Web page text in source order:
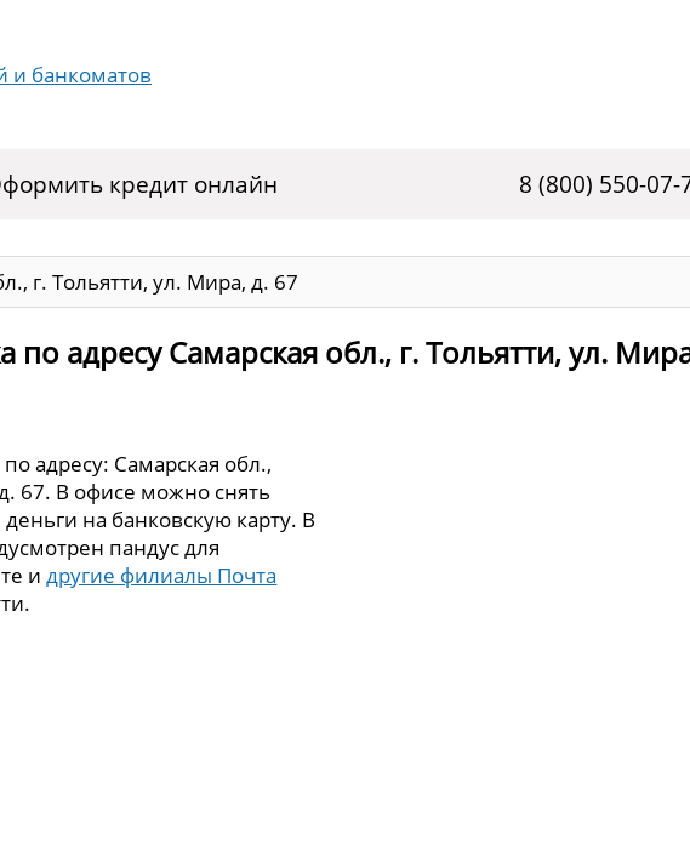
кредит онлайн 8 (800) 550-07-
г. Тольятти, ул. Мира, д. 67
по адресу Самарская обл., г. Тольятти, ул.
адресу: Самарская обл.,
67. В офисе можно снять
на банковскую карту. В
пандус для
идругие филиалы Почта